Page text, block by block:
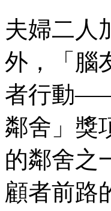
夫婦二人
外，「腦
者行動
鄰舍」獎
的鄰舍之
顧者前路